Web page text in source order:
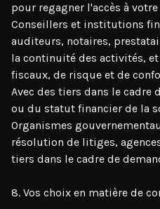
pour regagner l'accès à
Conseillers et institutions
auditeurs, notaires,
la continuité des activités,
fiscaux, de risque et de
Avec des tiers dans le cadre
ou du statut financier de la
Organismes
résolution de litiges,
tiers dans le cadre de
8. Vos choix en matière de